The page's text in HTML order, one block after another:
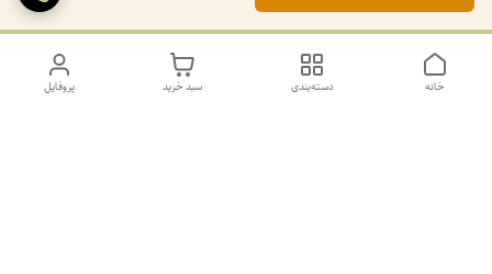
پروفایل سبد خرید دسته‌بندی خانه